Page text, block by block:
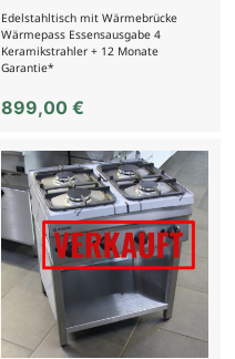
Edelstahltisch mit Wärmebrücke
Wärmepass Essensausgabe 4
Keramikstrahler + 12 Monate
Garantie*
899,00€